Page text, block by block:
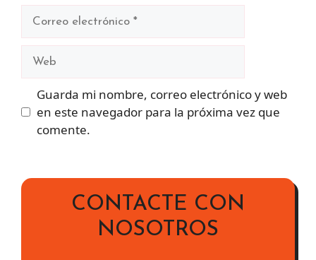
Guarda mi nombre, correo electrónico y web
en este navegador para la próxima vez que
comente.
CONTACTE CON
NOSOTROS